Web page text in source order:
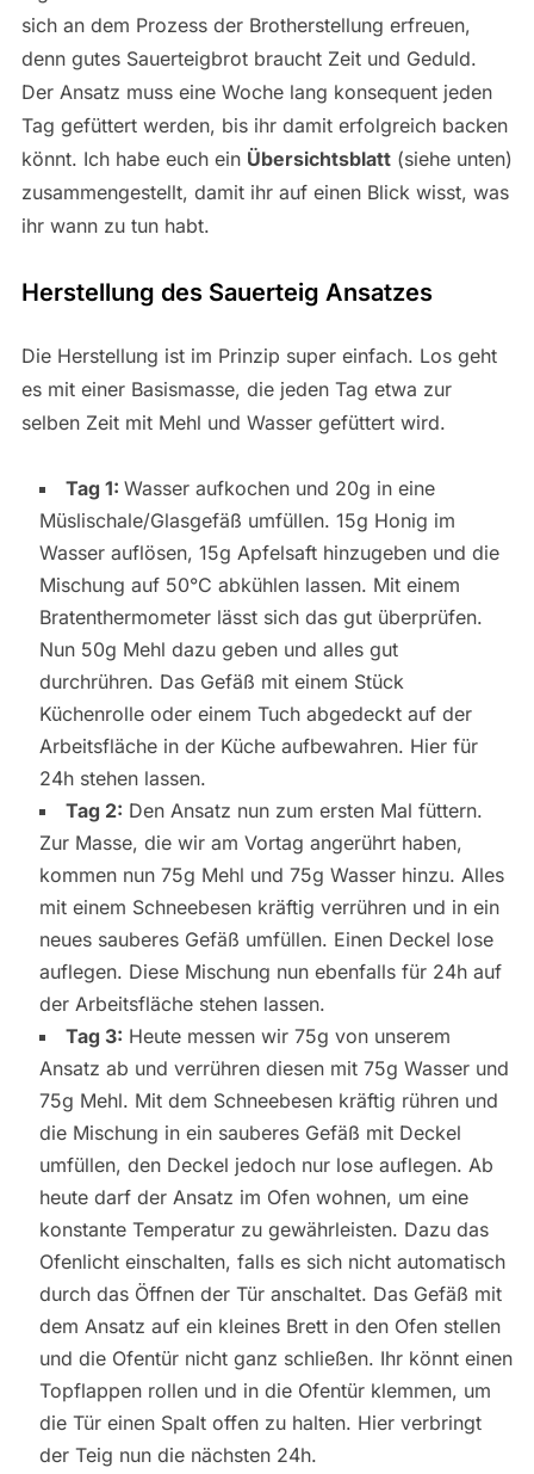
sich an dem Prozess der Brotherstellung erfreuen,
denn gutes Sauerteigbrot braucht Zeit und Geduld.
Der Ansatz muss eine Woche lang konsequent jeden
Tag gefüttert werden, bis ihr damit erfolgreich backen
könnt. Ich habe euch ein Übersichtsblatt(siehe unten)
zusammengestellt, damit ihr auf einen Blick wisst, was
ihr wann zu tun habt.
Herstellung des Sauerteig Ansatzes
Die Herstellung ist im Prinzip super einfach. Los geht
es mit einer Basismasse, die jeden Tag etwa zur
selben Zeit mit Mehl und Wasser gefüttert wird.
Tag 1: Wasser aufkochen und 20g in eine
Müslischale/Glasgefäß umfüllen. 15g Honig im
Wasser auflösen, 15g Apfelsaft hinzugeben und die
Mischung auf 50°C abkühlen lassen. Mit einem
Bratenthermometer lässt sich das gut überprüfen.
Nun 50g Mehl dazu geben und alles gut
durchrühren. Das Gefäß mit einem Stück
Küchenrolle oder einem Tuch abgedeckt auf der
Arbeitsfläche in der Küche aufbewahren. Hier für
24h stehen lassen.
Tag 2: Den Ansatz nun zum ersten Mal füttern.
Zur Masse, die wir am Vortag angerührt haben,
kommen nun 75g Mehl und 75g Wasser hinzu. Alles
mit einem Schneebesen kräftig verrühren und in ein
neues sauberes Gefäß umfüllen. Einen Deckel lose
auflegen. Diese Mischung nun ebenfalls für 24h auf
der Arbeitsfläche stehen lassen.
Tag 3: Heute messen wir 75g von unserem
Ansatz ab und verrühren diesen mit 75g Wasser und
75g Mehl. Mit dem Schneebesen kräftig rühren und
die Mischung in ein sauberes Gefäß mit Deckel
umfüllen, den Deckel jedoch nur lose auflegen. Ab
heute darf der Ansatz im Ofen wohnen, um eine
konstante Temperatur zu gewährleisten. Dazu das
Ofenlicht einschalten, falls es sich nicht automatisch
durch das Öffnen der Tür anschaltet. Das Gefäß mit
dem Ansatz auf ein kleines Brett in den Ofen stellen
und die Ofentür nicht ganz schließen. Ihr könnt einen
Topflappen rollen und in die Ofentür klemmen, um
die Tür einen Spalt offen zu halten. Hier verbringt
der Teig nun die nächsten 24h.